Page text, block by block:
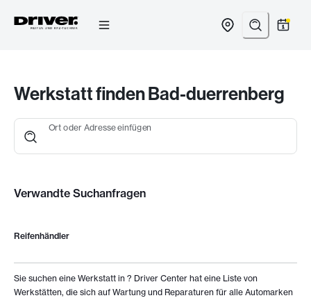
springen
Werkstatt finden Bad-duerrenberg
Ort oder Adresse einfügen
Verwandte Suchanfragen
Reifenhändler
Sie suchen eine Werkstatt in ? Driver Center hat eine Liste von
Werkstätten, die sich auf Wartung und Reparaturen für alle Automarken